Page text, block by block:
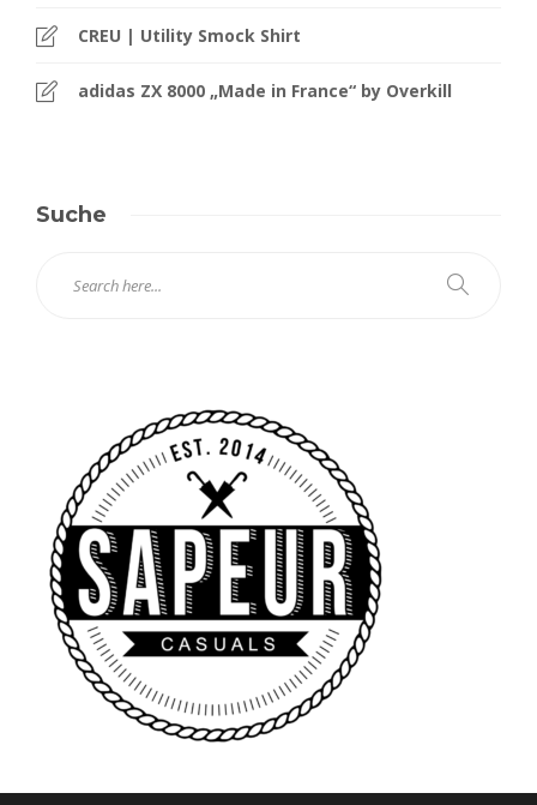
CREU | Utility Smock Shirt
adidas ZX 8000 „Made in France“ by Overkill
Suche